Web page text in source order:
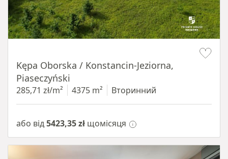
Kępa Oborska / Konstancin-Jeziorna,
Piaseczyński
285,71 zł/m² 4375 m² Вторинний
або від5423,35 zł щомісяця